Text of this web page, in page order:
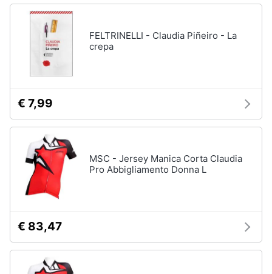
FELTRINELLI - Claudia Piñeiro - La
crepa
€ 7,99
MSC - Jersey Manica Corta Claudia
Pro Abbigliamento Donna L
€ 83,47